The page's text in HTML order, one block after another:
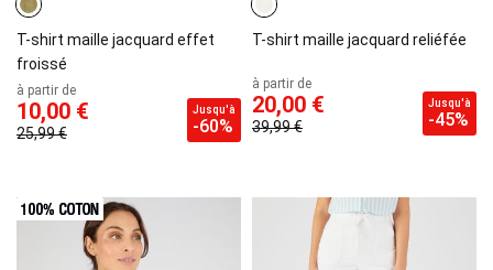
T-shirt maille jacquard effet
froissé
à partir de
10,00 €
25,99 €
Jusqu'à
-60%
T-shirt maille jacquard reliéfée
à partir de
20,00 €
39,99 €
Jusqu'à
-45%